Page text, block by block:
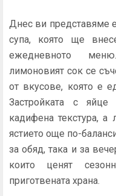
Днес ви представяме
супа, която ще
ежедневното
лимоновият сок се
от вкусове, която е
Застройката с
кадифена текстура,
ястието още по-
за обяд, така и за
които ценят
приготвената храна.